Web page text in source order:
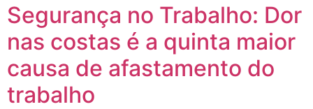
Segurança no Trabalho: Dor
nas costas é a quinta maior
causa de afastamento do
trabalho